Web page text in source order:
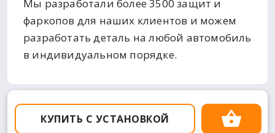
Мы разработали более 3500 защит и
фаркопов для наших клиентов и можем
разработать деталь на любой автомобиль
в индивидуальном порядке.
КУПИТЬ С УСТАНОВКОЙ